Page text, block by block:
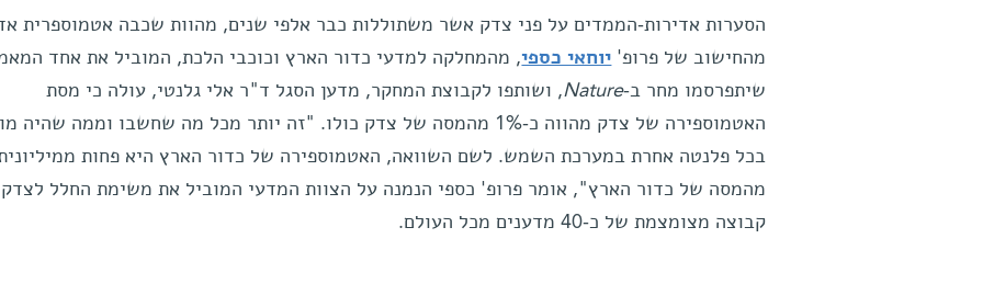
הסערות אדירות-הממדים על פני צדק אשר משתוללות כבר אלפי שנים, מהוות שכבה אטמוספרית
מהחישוב של פרופ' יוחאי כספי, מהמחלקה למדעי כדור הארץ וכוכבי הלכת, המוביל את אחד
שיתפרסמו מחר ב-Nature, ושותפו לקבוצת המחקר, מדען הסגל ד"ר אלי גלנטי, עולה כי מסת
האטמוספירה של צדק מהווה כ-1% מהמסה של צדק כולו. "זה יותר מכל מה שחשבו וממה שהיה
בכל פלנטה אחרת במערכת השמש. לשם השוואה, האטמוספירה של כדור הארץ היא פחות
מהמסה של כדור הארץ", אומר פרופ' כספי הנמנה על הצוות המדעי המוביל את משימת החלל
קבוצה מצומצמת של כ-40 מדענים מכל העולם.